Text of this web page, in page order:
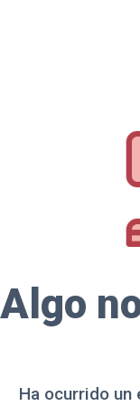
Algo
Ha ocurrido